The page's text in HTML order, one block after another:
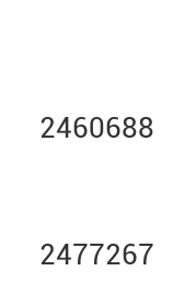
2460688
2477267